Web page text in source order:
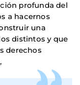
profunda del
a hacernos
una
distintos y que
derechos